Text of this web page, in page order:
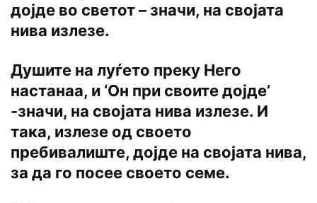
дојде во светот – значи, на својата
нива излезе.
Душите на луѓето преку Heгo
настанаа, и ‘Он при своите дојде’
-значи, на својата нива излезе. И
така, излезе од своето
пребивалиште, дојде на својата нива,
за да го посее своето семе.